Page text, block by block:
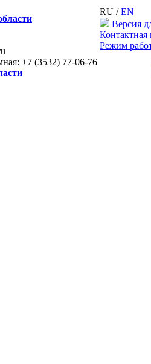
+7 (3532) 77-06-76
RU /EN
Версия
Режим